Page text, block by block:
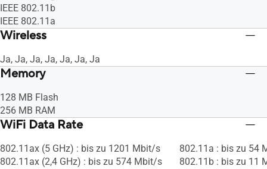
IEEE 802.11b
IEEE 802.11a
Wireless
Ja, Ja, Ja, Ja, Ja, Ja, Ja
Memory
128 MB Flash
256 MB RAM
WiFi Data Rate
802.11ax (5 GHz) : bis zu 1201 Mbit/s
802.11ax (2,4 GHz) : bis zu 574 Mbit/s
802.11a : bis zu 54
802.11b : bis zu 11